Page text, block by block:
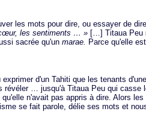
les mots pour dire, ou essayer de
les sentiments … » […] Titaua Peu
sacrée qu'un marae. Parce qu'elle
d'un Tahiti que les tenants
… jusqu'à Titaua Peu qui casse
n'avait pas appris à dire. Alors
se fait parole, délie ses mots et